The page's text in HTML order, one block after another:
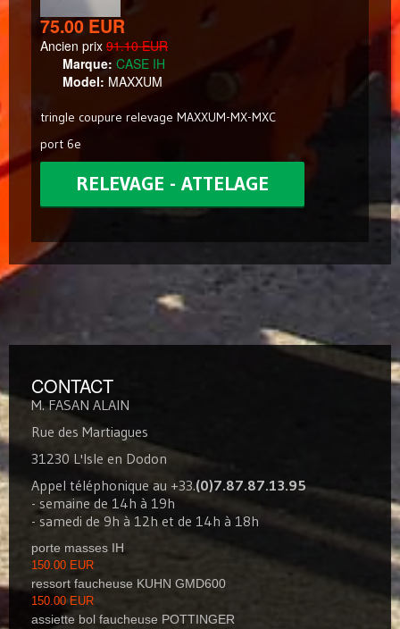
75.00 EUR
Ancien prix 91.10 EUR
Marque: CASE IH
Model: MAXXUM
tringle coupure relevage MAXXUM-MX-MXC
port 6e
RELEVAGE - ATTELAGE
CONTACT
M. FASAN ALAIN
Rue des Martiagues
31230 L'Isle en Dodon
Appel téléphonique au +33.(0)7.87.87.13.95
- semaine de 14h à 19h
- samedi de 9h à 12h et de 14h à 18h
porte masses IH
150.00 EUR
ressort faucheuse KUHN GMD600
150.00 EUR
assiette bol faucheuse POTTINGER